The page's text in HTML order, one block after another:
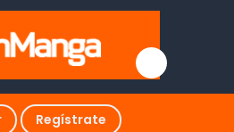
Regístrate